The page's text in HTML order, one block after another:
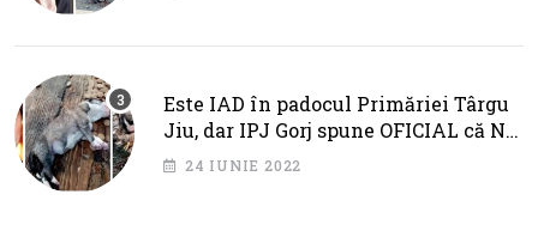
Este IAD în padocul Primăriei Târgu
Jiu, dar IPJ Gorj spune OFICIAL că NU
SUNT PROBLEME!
24 IUNIE 2022